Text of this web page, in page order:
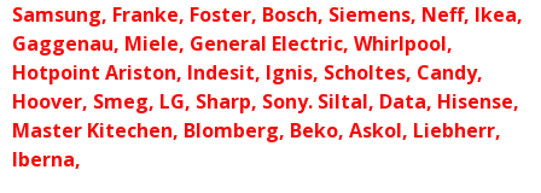
Samsung, Franke, Foster, Bosch, Siemens, Neff, Ikea,
Gaggenau, Miele, General Electric, Whirlpool,
Hotpoint Ariston, Indesit, Ignis, Scholtes, Candy,
Hoover, Smeg, LG, Sharp, Sony. Siltal, Data, Hisense,
Master Kitechen, Blomberg, Beko, Askol, Liebherr,
Iberna,